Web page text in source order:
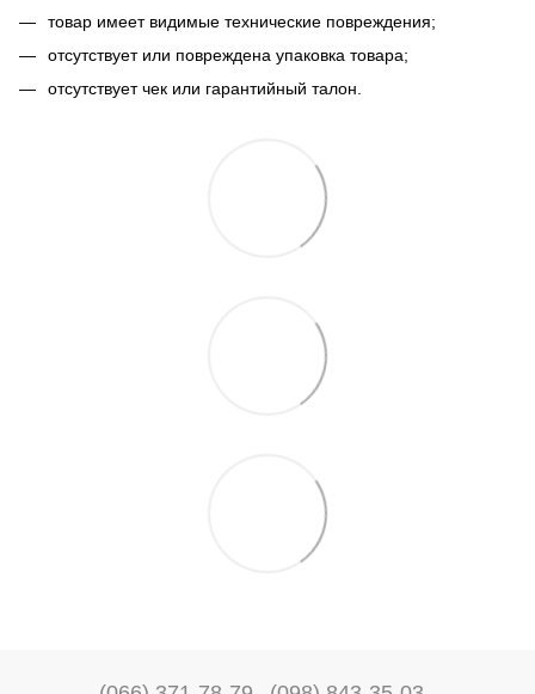
товар имеет видимые технические повреждения;
отсутствует или повреждена упаковка товара;
отсутствует чек или гарантийный талон.